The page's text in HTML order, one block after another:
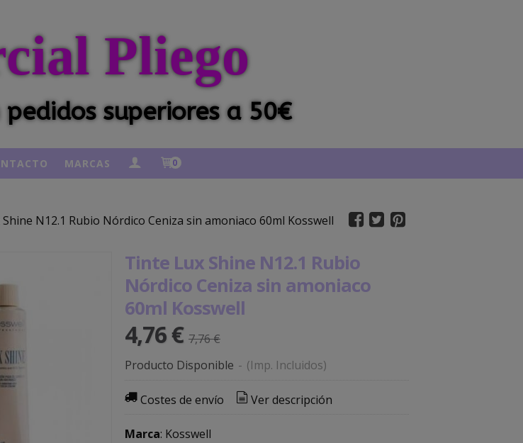
Pliego
superiores a 50€
MARCAS 0
N12.1 Rubio Nórdico Ceniza sin amoniaco 60ml Kosswell
Tinte Lux Shine N12.1 Rubio
Nórdico Ceniza sin amoniaco
60ml Kosswell
4,76 € 7,76 €
Producto Disponible - (Imp. Incluidos)
Costes de envío Ver descripción
Marca: Kosswell